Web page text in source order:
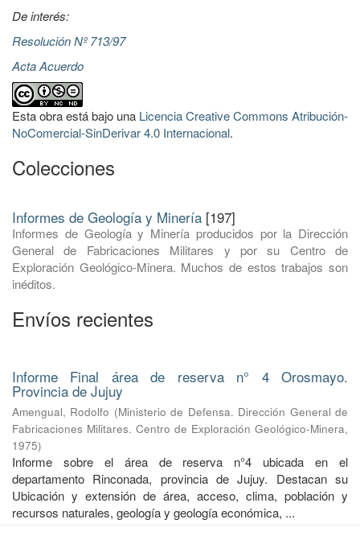
De interés:
Resolución Nº 713/97
Acta Acuerdo
Esta obra está bajo una Licencia Creative Commons Atribución-
NoComercial-SinDerivar 4.0 Internacional.
Colecciones
Informes de Geología y Minería [197]
Informes de Geología y Minería producidos por la Dirección
General de Fabricaciones Militares y por su Centro de
Exploración Geológico-Minera. Muchos de estos trabajos son
inéditos.
Envíos recientes
Informe Final área de reserva n° 4 Orosmayo.
Provincia de Jujuy
Amengual, Rodolfo (Ministerio de Defensa. Dirección General de
Fabricaciones Militares. Centro de Exploración Geológico-Minera,
1975)
Informe sobre el área de reserva n°4 ubicada en el
departamento Rinconada, provincia de Jujuy. Destacan su
Ubicación y extensión de área, acceso, clima, población y
recursos naturales, geología y geología económica, ...